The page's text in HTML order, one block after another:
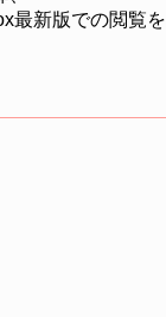
最新版での閲覧を